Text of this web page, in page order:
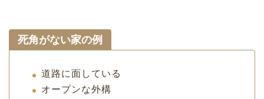
死角がない家の例
道路に面している
オープンな外構